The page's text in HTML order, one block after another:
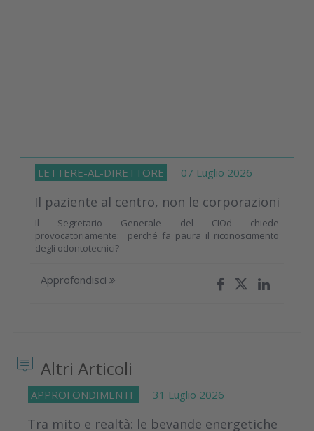
LETTERE-AL-DIRETTORE 07 Luglio 2026
Il paziente al centro, non le corporazioni
Il Segretario Generale del CIOd chiede
provocatoriamente: perché fa paura il riconoscimento
degli odontotecnici?
Approfondisci
Altri Articoli
APPROFONDIMENTI 31 Luglio 2026
Tra mito e realtà: le bevande energetiche